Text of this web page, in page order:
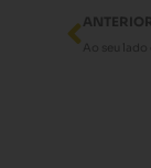
Ant
ANTERIOR
Ao seu